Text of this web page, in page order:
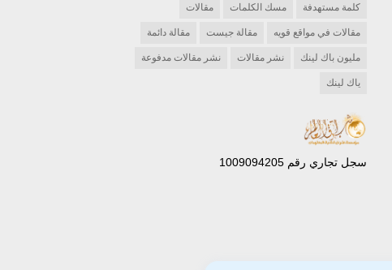
كلمة مستهدفة مسك الكلمات مقالات
مقالات في مواقع قويه مقالة جيست مقالة دائمة
مليون باك لينك نشر مقالات نشر مقالات مدفوعة
ياك لينك
سجل تجاري رقم 1009094205